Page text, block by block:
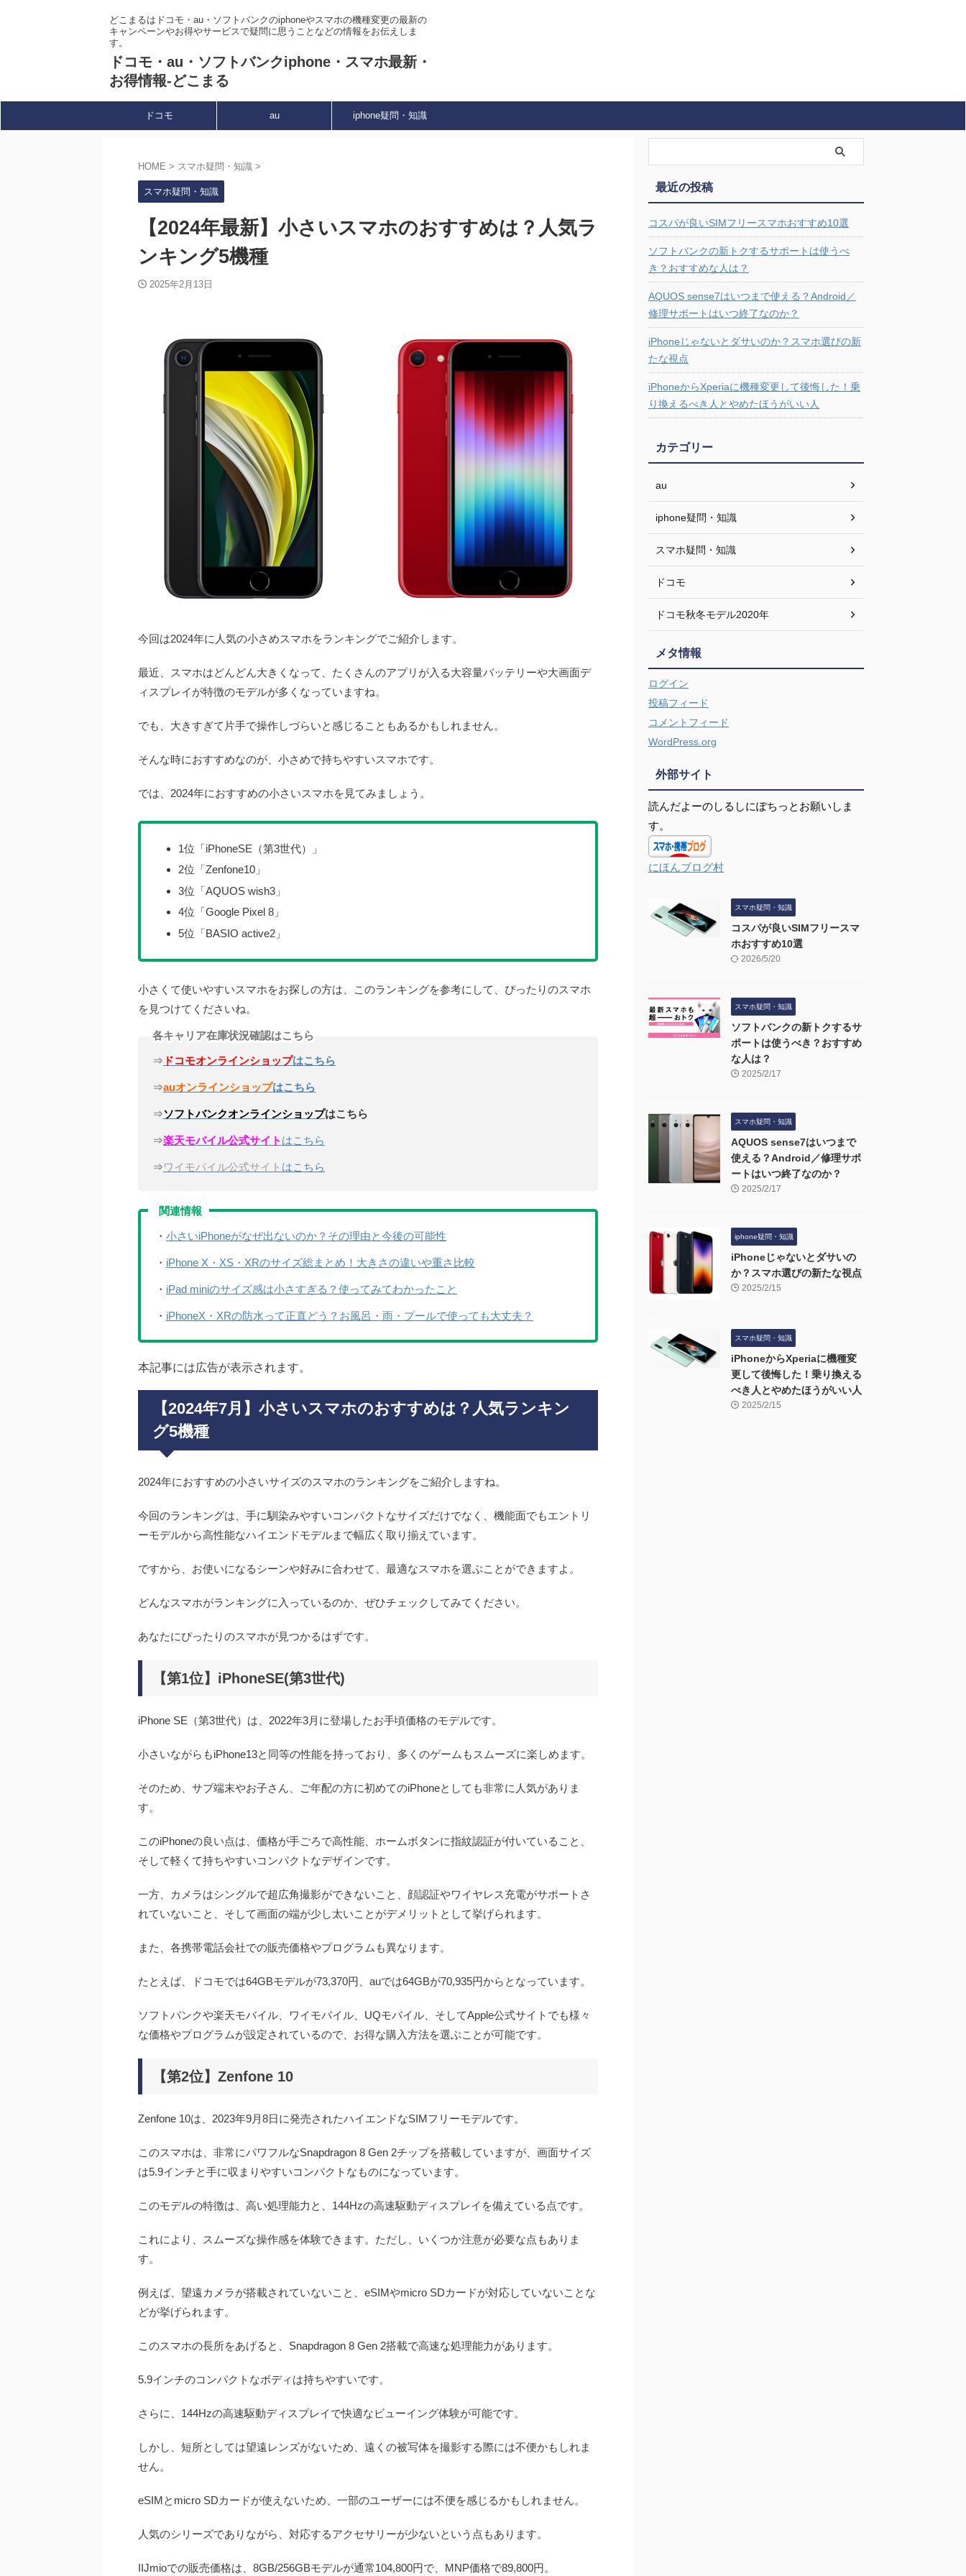
どこまるはドコモ・au・ソフトバンクのiphoneやスマホの機種変更の最新の
キャンペーンやお得やサービスで疑問に思うことなどの情報をお伝えしま
す。
ドコモ・au・ソフトバンクiphone・スマホ最新・
お得情報-どこまる
ドコモ au iphone疑問・知識
HOME > スマホ疑問・知識 >
スマホ疑問・知識
【2024年最新】小さいスマホのおすすめは？人気ラ
ンキング5機種
2025年2月13日
今回は2024年に人気の小さめスマホをランキングでご紹介します。
最近、スマホはどんどん大きくなって、たくさんのアプリが入る大容量バッテリーや大画面デ
ィスプレイが特徴のモデルが多くなっていますね。
でも、大きすぎて片手で操作しづらいと感じることもあるかもしれません。
そんな時におすすめなのが、小さめで持ちやすいスマホです。
では、2024年におすすめの小さいスマホを見てみましょう。
1位「iPhoneSE（第3世代）」
2位「Zenfone10」
3位「AQUOS wish3」
4位「Google Pixel 8」
5位「BASIO active2」
小さくて使いやすいスマホをお探しの方は、このランキングを参考にして、ぴったりのスマホ
を見つけてくださいね。
各キャリア在庫状況確認はこちら
⇒ ドコモオンラインショップはこちら
⇒auオンラインショップはこちら
⇒ソフトバンクオンラインショップはこちら
⇒楽天モバイル公式サイト はこちら
⇒ワイモバイル公式サイト はこちら
関連情報
・ 小さいiPhoneがなぜ出ないのか？その理由と今後の可能性
・ iPhone X・XS・XRのサイズ総まとめ！大きさの違いや重さ比較
・ iPad miniのサイズ感は小さすぎる？使ってみてわかったこと
・ iPhoneX・XRの防水って正直どう？お風呂・雨・プールで使っても大丈夫？
本記事には広告が表示されます。
【2024年7月】小さいスマホのおすすめは？人気ランキン
グ5機種
2024年におすすめの小さいサイズのスマホのランキングをご紹介しますね。
今回のランキングは、手に馴染みやすいコンパクトなサイズだけでなく、機能面でもエントリ
ーモデルから高性能なハイエンドモデルまで幅広く取り揃えています。
ですから、お使いになるシーンや好みに合わせて、最適なスマホを選ぶことができますよ。
どんなスマホがランキングに入っているのか、ぜひチェックしてみてください。
あなたにぴったりのスマホが見つかるはずです。
【第1位】iPhoneSE(第3世代)
iPhone SE（第3世代）は、2022年3月に登場したお手頃価格のモデルです。
小さいながらもiPhone13と同等の性能を持っており、多くのゲームもスムーズに楽しめます。
そのため、サブ端末やお子さん、ご年配の方に初めてのiPhoneとしても非常に人気がありま
す。
このiPhoneの良い点は、価格が手ごろで高性能、ホームボタンに指紋認証が付いていること、
そして軽くて持ちやすいコンパクトなデザインです。
一方、カメラはシングルで超広角撮影ができないこと、顔認証やワイヤレス充電がサポートさ
れていないこと、そして画面の端が少し太いことがデメリットとして挙げられます。
また、各携帯電話会社での販売価格やプログラムも異なります。
たとえば、ドコモでは64GBモデルが73,370円、auでは64GBが70,935円からとなっています。
ソフトバンクや楽天モバイル、ワイモバイル、UQモバイル、そしてApple公式サイトでも様々
な価格やプログラムが設定されているので、お得な購入方法を選ぶことが可能です。
【第2位】Zenfone 10
Zenfone 10は、2023年9月8日に発売されたハイエンドなSIMフリーモデルです。
このスマホは、非常にパワフルなSnapdragon 8 Gen 2チップを搭載していますが、画面サイズ
は5.9インチと手に収まりやすいコンパクトなものになっています。
このモデルの特徴は、高い処理能力と、144Hzの高速駆動ディスプレイを備えている点です。
これにより、スムーズな操作感を体験できます。ただし、いくつか注意が必要な点もありま
す。
例えば、望遠カメラが搭載されていないこと、eSIMやmicro SDカードが対応していないことな
どが挙げられます。
このスマホの長所をあげると、Snapdragon 8 Gen 2搭載で高速な処理能力があります。
5.9インチのコンパクトなボディは持ちやすいです。
さらに、144Hzの高速駆動ディスプレイで快適なビューイング体験が可能です。
しかし、短所としては望遠レンズがないため、遠くの被写体を撮影する際には不便かもしれま
せん。
eSIMとmicro SDカードが使えないため、一部のユーザーには不便を感じるかもしれません。
人気のシリーズでありながら、対応するアクセサリーが少ないという点もあります。
IIJmioでの販売価格は、8GB/256GBモデルが通常104,800円で、MNP価格で89,800円。
最近の投稿
コスパが良いSIMフリースマホおすすめ10選
ソフトバンクの新トクするサポートは使うべ
き？おすすめな人は？
AQUOS sense7はいつまで使える？Android／
修理サポートはいつ終了なのか？
iPhoneじゃないとダサいのか？スマホ選びの新
たな視点
iPhoneからXperiaに機種変更して後悔した！乗
り換えるべき人とやめたほうがいい人
カテゴリー
au
iphone疑問・知識
スマホ疑問・知識
ドコモ
ドコモ秋冬モデル2020年
メタ情報
ログイン
投稿フィード
コメントフィード
WordPress.org
外部サイト
読んだよーのしるしにぽちっとお願いしま
す。
にほんブログ村
スマホ疑問・知識
コスパが良いSIMフリースマ
ホおすすめ10選
2026/5/20
スマホ疑問・知識
ソフトバンクの新トクするサ
ポートは使うべき？おすすめ
な人は？
2025/2/17
スマホ疑問・知識
AQUOS sense7はいつまで
使える？Android／修理サポ
ートはいつ終了なのか？
2025/2/17
iphone疑問・知識
iPhoneじゃないとダサいの
か？スマホ選びの新たな視点
2025/2/15
スマホ疑問・知識
iPhoneからXperiaに機種変
更して後悔した！乗り換える
べき人とやめたほうがいい人
2025/2/15